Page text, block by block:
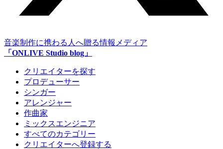
音楽制作に携わる人へ贈る情報メディア
「ONLIVE Studio blog」
クリエイターを探す
プロデューサー
シンガー
アレンジャー
作曲家
ミックスエンジニア
すべてのカテゴリー
クリエイターへ登録する